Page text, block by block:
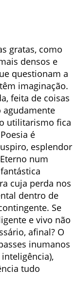
gratas, como
densos e
questionam a
imaginação.
feita de coisas
agudamente
utilitarismo fica
é
esplendor
num
cuja perda nos
dentro de
Se
e vivo não
afinal? O
inumanos
tudo